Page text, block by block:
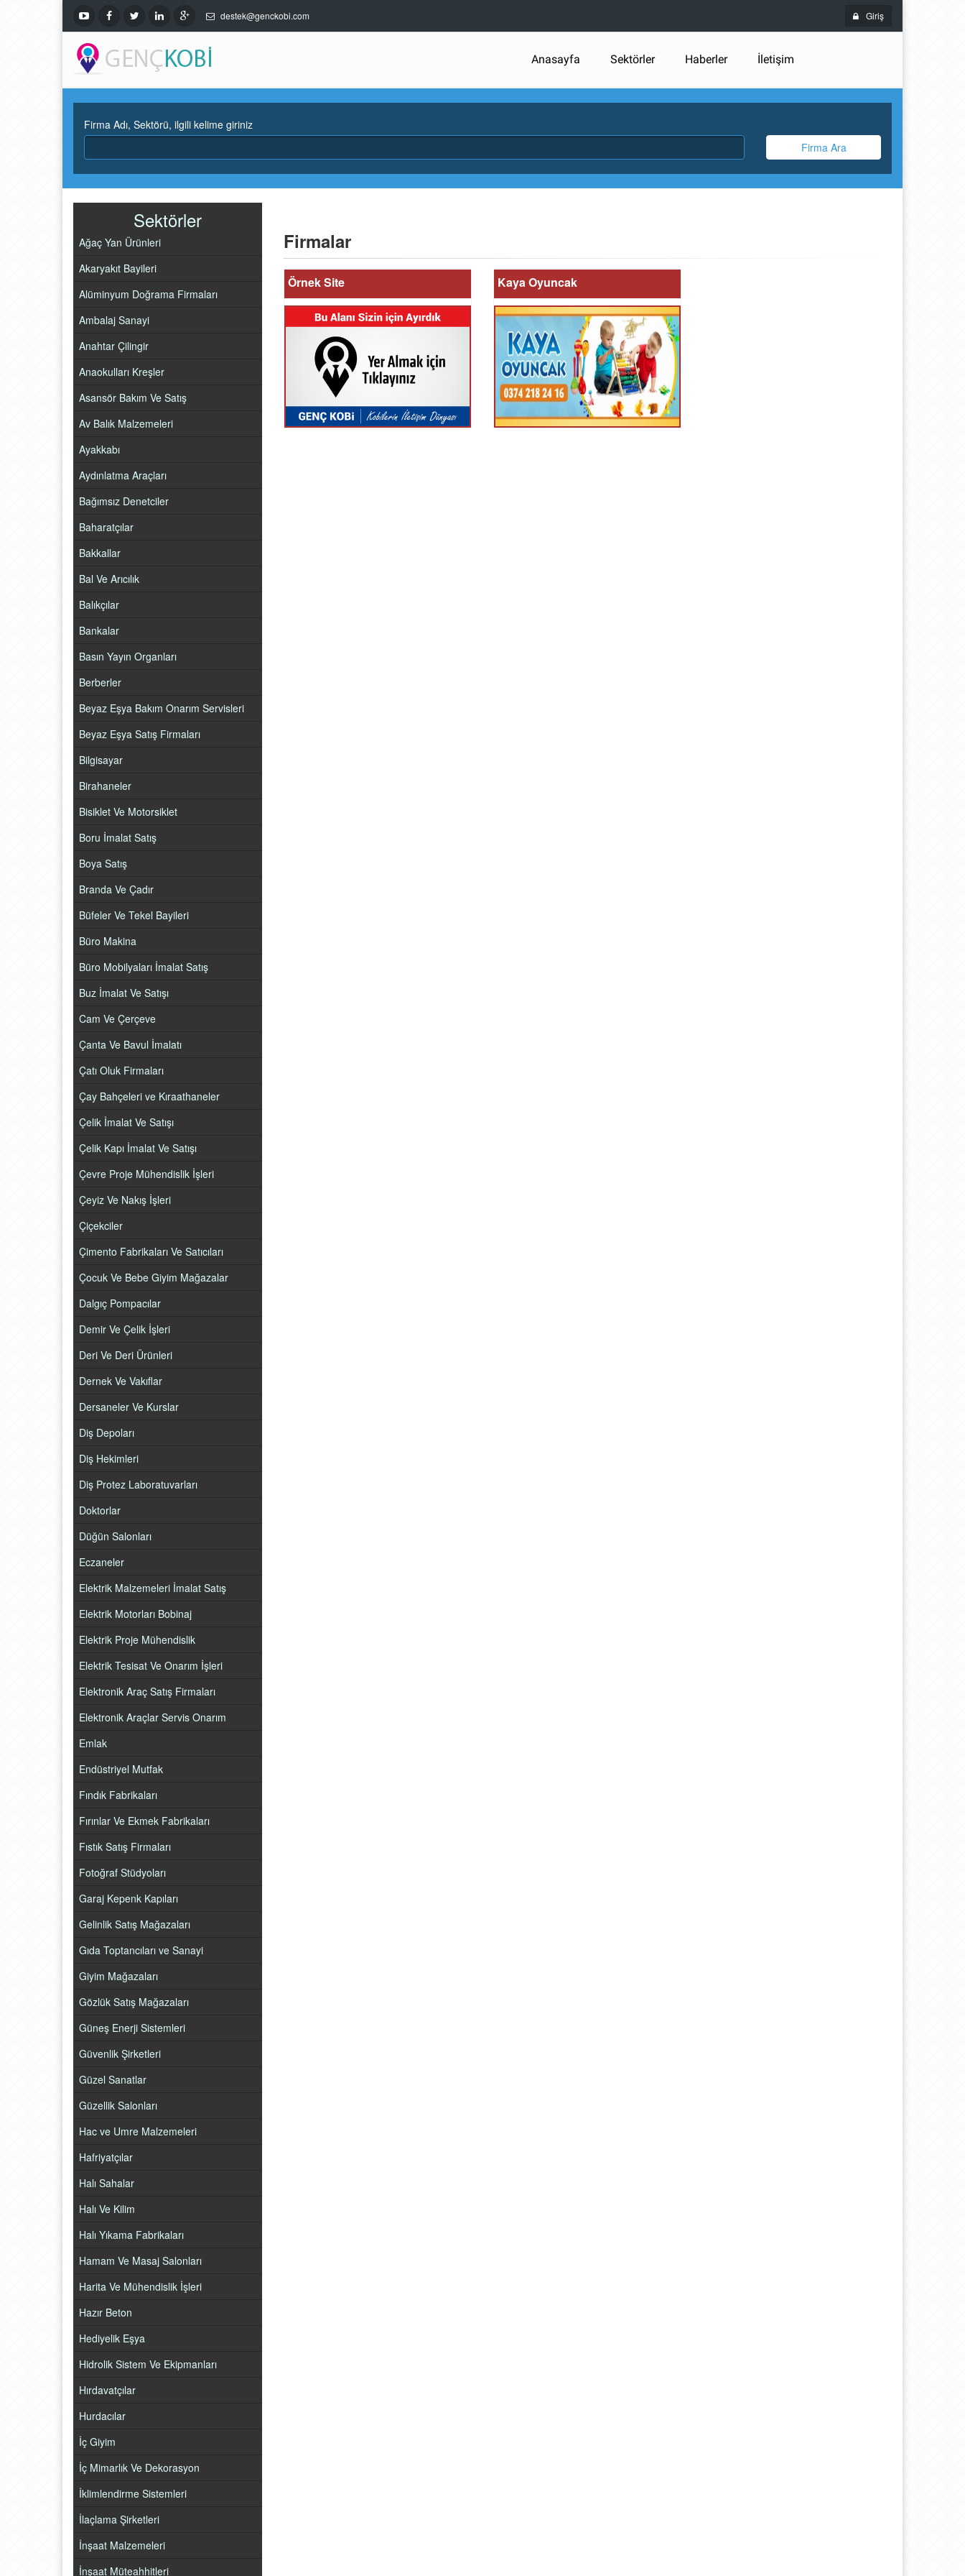
destek@genckobi.com Giriş
Anasayfa Sektörler Haberler İletişim
Firma Adı, Sektörü, ilgili kelime giriniz
Firma Ara
Sektörler
Ağaç Yan Ürünleri
Akaryakıt Bayileri
Alüminyum Doğrama Firmaları
Ambalaj Sanayi
Anahtar Çilingir
Anaokulları Kreşler
Asansör Bakım Ve Satış
Av Balık Malzemeleri
Ayakkabı
Aydınlatma Araçları
Bağımsız Denetciler
Baharatçılar
Bakkallar
Bal Ve Arıcılık
Balıkçılar
Bankalar
Basın Yayın Organları
Berberler
Beyaz Eşya Bakım Onarım Servisleri
Beyaz Eşya Satış Firmaları
Bilgisayar
Birahaneler
Bisiklet Ve Motorsiklet
Boru İmalat Satış
Boya Satış
Branda Ve Çadır
Büfeler Ve Tekel Bayileri
Büro Makina
Büro Mobilyaları İmalat Satış
Buz İmalat Ve Satışı
Cam Ve Çerçeve
Çanta Ve Bavul İmalatı
Çatı Oluk Firmaları
Çay Bahçeleri ve Kıraathaneler
Çelik İmalat Ve Satışı
Çelik Kapı İmalat Ve Satışı
Çevre Proje Mühendislik İşleri
Çeyiz Ve Nakış İşleri
Çiçekciler
Çimento Fabrikaları Ve Satıcıları
Çocuk Ve Bebe Giyim Mağazalar
Dalgıç Pompacılar
Demir Ve Çelik İşleri
Deri Ve Deri Ürünleri
Dernek Ve Vakıflar
Dersaneler Ve Kurslar
Diş Depoları
Diş Hekimleri
Diş Protez Laboratuvarları
Doktorlar
Düğün Salonları
Eczaneler
Elektrik Malzemeleri İmalat Satış
Elektrik Motorları Bobinaj
Elektrik Proje Mühendislik
Elektrik Tesisat Ve Onarım İşleri
Elektronik Araç Satış Firmaları
Elektronik Araçlar Servis Onarım
Emlak
Endüstriyel Mutfak
Fındık Fabrikaları
Fırınlar Ve Ekmek Fabrikaları
Fıstık Satış Firmaları
Fotoğraf Stüdyoları
Garaj Kepenk Kapıları
Gelinlik Satış Mağazaları
Gıda Toptancıları ve Sanayi
Giyim Mağazaları
Gözlük Satış Mağazaları
Güneş Enerji Sistemleri
Güvenlik Şirketleri
Güzel Sanatlar
Güzellik Salonları
Hac ve Umre Malzemeleri
Hafriyatçılar
Halı Sahalar
Halı Ve Kilim
Halı Yıkama Fabrikaları
Hamam Ve Masaj Salonları
Harita Ve Mühendislik İşleri
Hazır Beton
Hediyelik Eşya
Hidrolik Sistem Ve Ekipmanları
Hırdavatçılar
Hurdacılar
İç Giyim
İç Mimarlık Ve Dekorasyon
İklimlendirme Sistemleri
İlaçlama Şirketleri
İnşaat Malzemeleri
İnşaat Müteahhitleri
Firmalar
Örnek Site Kaya Oyuncak